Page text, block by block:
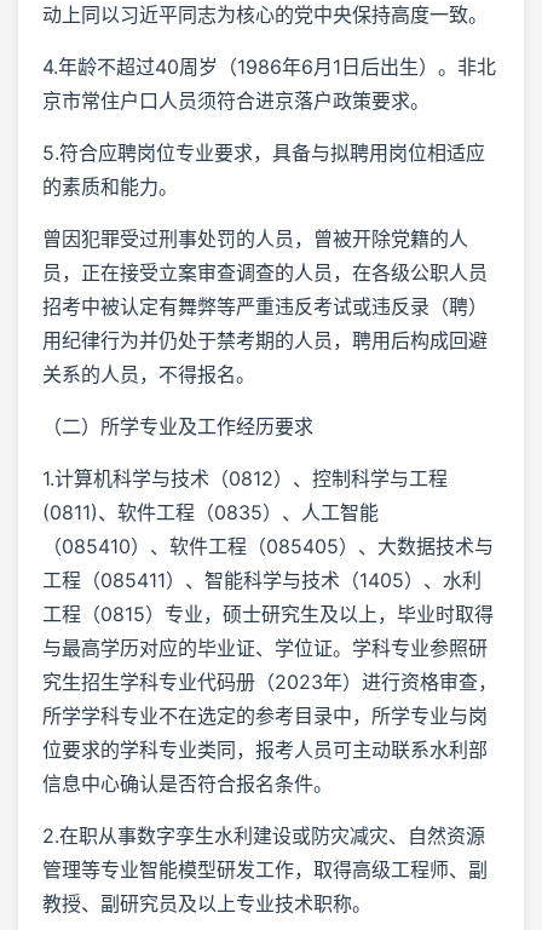
动上同以习近平同志为核心的党中央保持高度一致。
4.年龄不超过40周岁（1986年6月1日后出生）。非北
京市常住户口人员须符合进京落户政策要求。
5.符合应聘岗位专业要求，具备与拟聘用岗位相适应
的素质和能力。
曾因犯罪受过刑事处罚的人员，曾被开除党籍的人
员，正在接受立案审查调查的人员，在各级公职人员
招考中被认定有舞弊等严重违反考试或违反录（聘）
用纪律行为并仍处于禁考期的人员，聘用后构成回避
关系的人员，不得报名。
（二）所学专业及工作经历要求
1.计算机科学与技术（0812）、控制科学与工程
(0811)、软件工程（0835）、人工智能
（085410）、软件工程（085405）、大数据技术与
工程（085411）、智能科学与技术（1405）、水利
工程（0815）专业，硕士研究生及以上，毕业时取得
与最高学历对应的毕业证、学位证。学科专业参照研
究生招生学科专业代码册（2023年）进行资格审查，
所学学科专业不在选定的参考目录中，所学专业与岗
位要求的学科专业类同，报考人员可主动联系水利部
信息中心确认是否符合报名条件。
2.在职从事数字孪生水利建设或防灾减灾、自然资源
管理等专业智能模型研发工作，取得高级工程师、副
教授、副研究员及以上专业技术职称。